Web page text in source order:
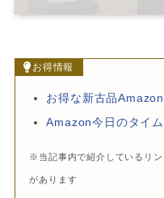
お得情報
お得な新古品
Amazon今日のタイ
※当記事内で紹介しているリ
があります